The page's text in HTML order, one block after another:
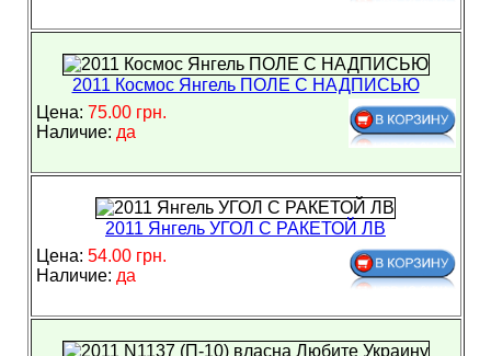
2011 Космос Янгель ПОЛЕ С НАДПИСЬЮ
Цена: 75.00 грн.
Наличие: да
2011 Янгель УГОЛ С РАКЕТОЙ ЛВ
Цена: 54.00 грн.
Наличие: да